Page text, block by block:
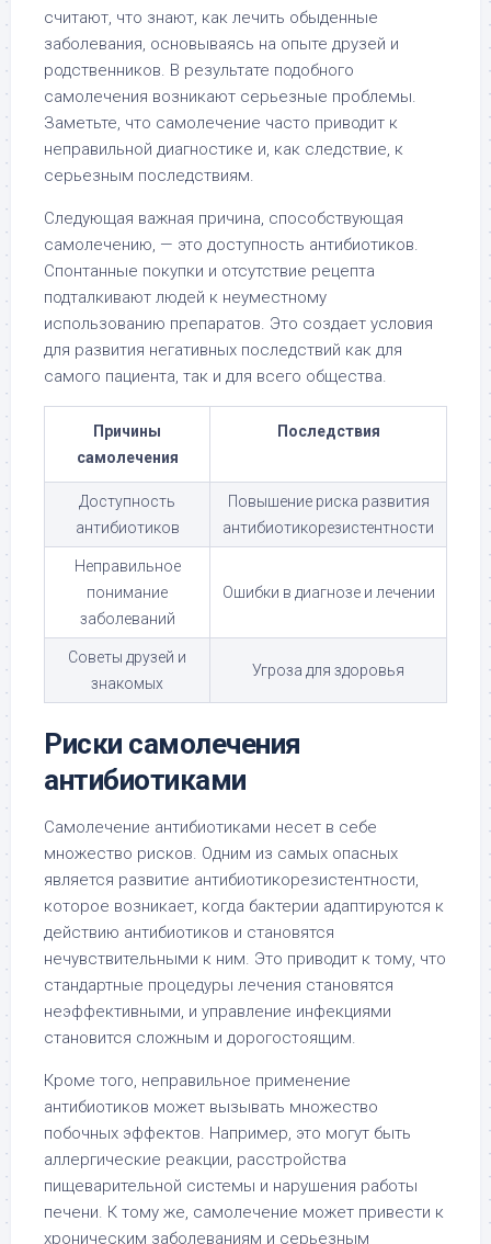
считают, что знают, как лечить обыденные
заболевания, основываясь на опыте друзей и
родственников. В результате подобного
самолечения возникают серьезные проблемы.
Заметьте, что самолечение часто приводит к
неправильной диагностике и, как следствие, к
серьезным последствиям.
Следующая важная причина, способствующая
самолечению, — это доступность антибиотиков.
Спонтанные покупки и отсутствие рецепта
подталкивают людей к неуместному
использованию препаратов. Это создает условия
для развития негативных последствий как для
самого пациента, так и для всего общества.
Причины
самолечения
Последствия
Доступность
антибиотиков
Повышение риска развития
антибиотикорезистентности
Неправильное
понимание
заболеваний
Ошибки в диагнозе и лечении
Советы друзей и
знакомых
Угроза для здоровья
Риски самолечения
антибиотиками
Самолечение антибиотиками несет в себе
множество рисков. Одним из самых опасных
является развитие антибиотикорезистентности,
которое возникает, когда бактерии адаптируются к
действию антибиотиков и становятся
нечувствительными к ним. Это приводит к тому, что
стандартные процедуры лечения становятся
неэффективными, и управление инфекциями
становится сложным и дорогостоящим.
Кроме того, неправильное применение
антибиотиков может вызывать множество
побочных эффектов. Например, это могут быть
аллергические реакции, расстройства
пищеварительной системы и нарушения работы
печени. К тому же, самолечение может привести к
хроническим заболеваниям и серьезным